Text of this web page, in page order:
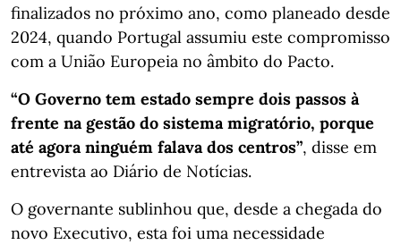
finalizados no próximo ano, como planeado desde
2024, quando Portugal assumiu este compromisso
com a União Europeia no âmbito do Pacto.
“O Governo tem estado sempre dois passos à
frente na gestão do sistema migratório, porque
até agora ninguém falava dos centros”, disse em
entrevista ao Diário de Notícias.
O governante sublinhou que, desde a chegada do
novo Executivo, esta foi uma necessidade